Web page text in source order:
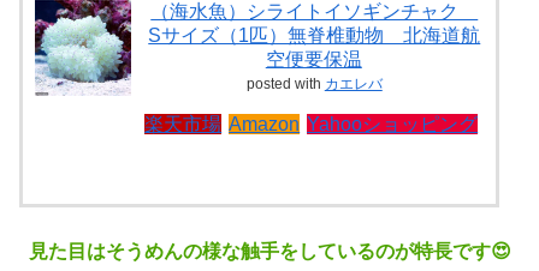
（海水魚）シライトイソギンチャク
Sサイズ（1匹）無脊椎動物 北海道航
空便要保温
posted with カエレバ
楽天市場 Amazon Yahooショッピング
見た目はそうめんの様な触手をしているのが特長です😍